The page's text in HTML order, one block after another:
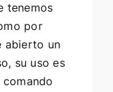
tenemos
por
abierto un
su uso es